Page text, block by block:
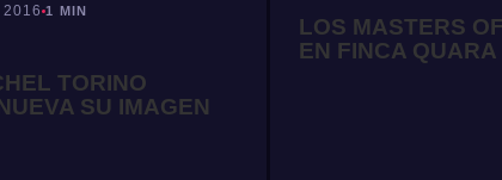
2016 1 MIN
TORINO
SU IMAGEN
LOS MASTERS
EN FINCA QUARA